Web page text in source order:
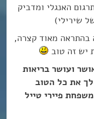
האנגלי ומדביק
שירילי)
בהתראה מאוד קצרה,
יש זה טוב
טוב עד 120 אושר ועושר בריאות
את כל הטוב
פיירי טייל